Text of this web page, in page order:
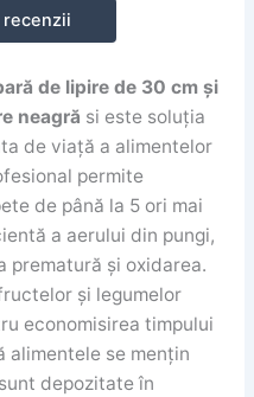
de lipire de 30 cm și
neagră si este soluția
de viață a alimentelor
permite
de până la 5 ori mai
a aerului din pungi,
prematură și oxidarea.
și legumelor
economisirea timpului
alimentele se mențin
depozitate în